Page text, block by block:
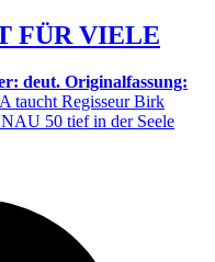
FÜR VIELE
deut. Originalfassung:
Regisseur Birk
50 tief in der Seele